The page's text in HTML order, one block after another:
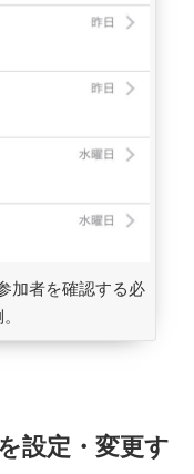
加者を確認する必
設定・変更す